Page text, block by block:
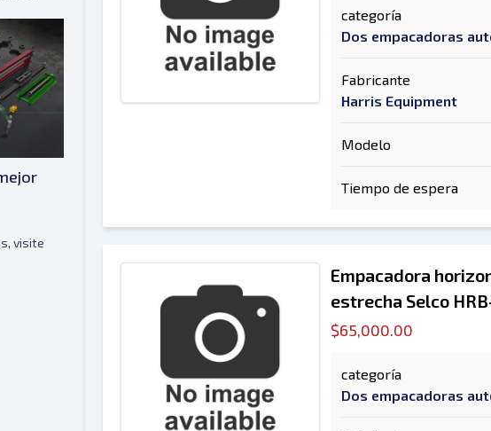
visite
categoría
Dos empacadoras
Fabricante
Harris Equipment
Modelo
Tiempo de espera
Empacadora
estrecha Selco
$65,000.00
categoría
Dos empacadoras